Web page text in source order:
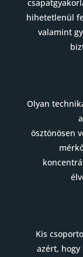
hihetetlenül
valamint
Olyan
ösztönösen
Kis
azért, hogy